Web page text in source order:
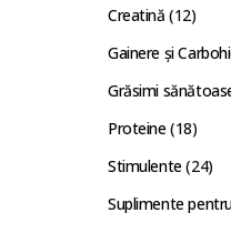
Creatină (12)
Gainere și
Grăsimi
Proteine(18)
Stimulente(24)
Suplimente